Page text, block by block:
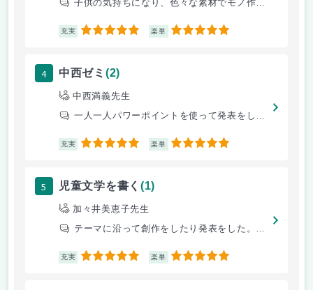
子供の気持ちになり、色々な素材でモノ作りをする。テストは無く、代わりに
充実 5 楽単 5
4 中西ゼミ (2)
中西満義先生
一人一人パワーポイントを使って発表をしたが、生徒みんなの良さを引き出し
充実 5 楽単 5
5 児童文学を書く (1)
加々井美恵子先生
テーマに沿って創作をしたり発表をした。児童文学の書き方から丁寧に説明さ
充実 5 楽単 5